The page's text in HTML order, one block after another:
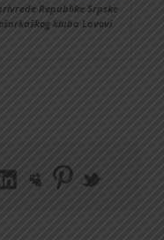
Republike Srpske
kluba Lavovi